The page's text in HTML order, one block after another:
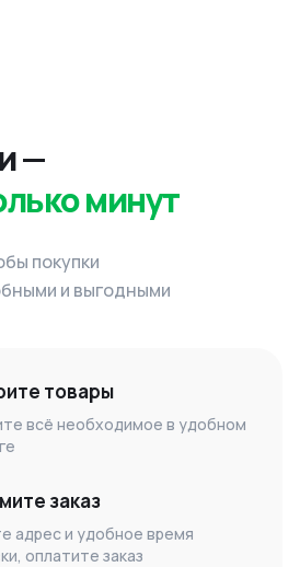
—
минут
покупки
и выгодными
товары
всё необходимое в удобном
заказ
адрес и удобное время
оплатите заказ